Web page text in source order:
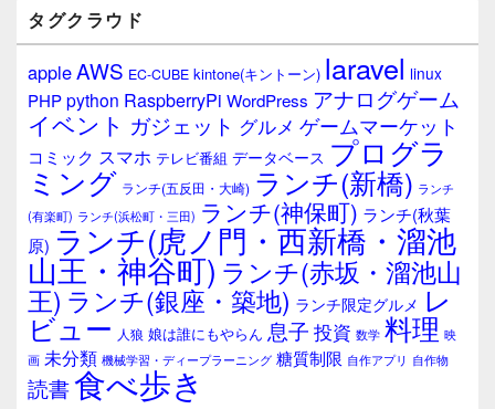
ウ
ィ
ジ
ェ
ア
タグクラウド
appleAWS EC-CUBE kintone(キントーン) laravel linux
PHPpython RaspberryPi WordPress アナログゲーム
イベント ガジェット グルメ ゲームマーケット
コミック スマホ テレビ番組 データベース プログラ
ミング ランチ(五反田・大崎) ランチ(新橋) ランチ
(有楽町) ランチ(浜松町・三田) ランチ(神保町) ランチ(秋葉
原) ランチ(虎ノ門・西新橋・溜池
山王・神谷町) ランチ(赤坂・溜池山
王) ランチ(銀座・築地) ランチ限定グルメ レ
ビュー 人狼 娘は誰にもやらん 息子 投資 数学 料理 映
画 未分類 機械学習・ディープラーニング 糖質制限 自作アプリ 自作物
読書食べ歩き